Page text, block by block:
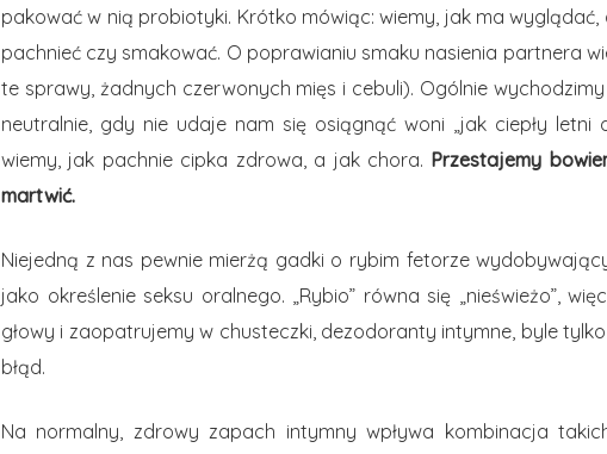
pakować w nią probiotyki. Krótko mówiąc: wiemy, jak ma
pachnieć czy smakować. O poprawianiu smaku nasienia partnera
te sprawy, żadnych czerwonych mięs i cebuli). Ogólnie
neutralnie, gdy nie udaje nam się osiągnąć woni „jak ciepły letni
wiemy, jak pachnie cipka zdrowa, a jak chora. Przestajemy
martwić.
Niejedną z nas pewnie mierżą gadki o rybim fetorze
jako określenie seksu oralnego. „Rybio” równa się „nieświeżo”,
głowy i zaopatrujemy w chusteczki, dezodoranty intymne, byle
błąd.
Na normalny, zdrowy zapach intymny wpływa kombinacja